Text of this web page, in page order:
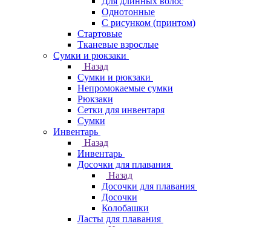
Однотонные
С рисунком (принтом)
Стартовые
Тканевые взрослые
Сумки и рюкзаки
Назад
Сумки и рюкзаки
Непромокаемые сумки
Рюкзаки
Сетки для инвентаря
Сумки
Инвентарь
Назад
Инвентарь
Досочки для плавания
Назад
Досочки для плавания
Досочки
Колобашки
Ласты для плавания